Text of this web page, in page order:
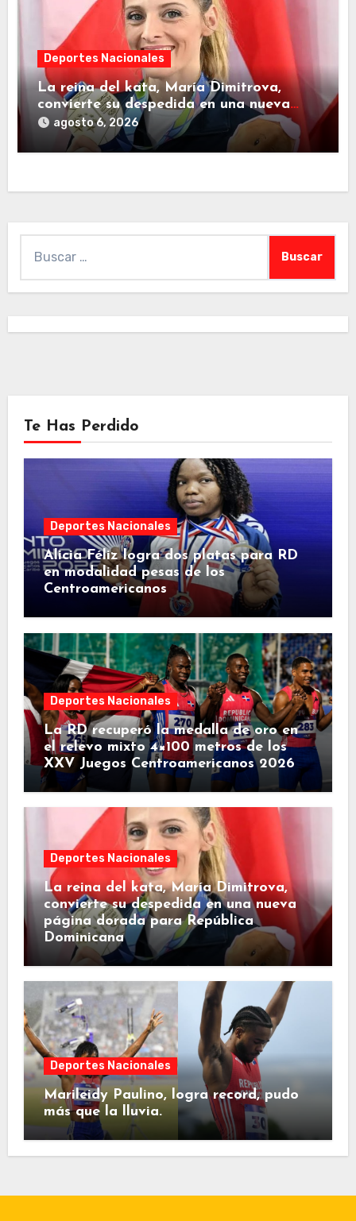
Deportes Nacionales
La reina del kata, María Dimitrova,
convierte su despedida en una nueva
página dorada para República
Dominicana
agosto 6, 2026
Te Has Perdido
Deportes Nacionales
Alicia Féliz logra dos platas para RD
en modalidad pesas de los
Centroamericanos
Deportes Nacionales
La RD recuperó la medalla de oro en
el relevo mixto 4×100 metros de los
XXV Juegos Centroamericanos 2026
Deportes Nacionales
La reina del kata, María Dimitrova,
convierte su despedida en una nueva
página dorada para República
Dominicana
Deportes Nacionales
Marileidy Paulino, logra record, pudo
más que la lluvia.